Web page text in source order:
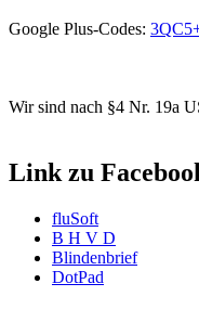
Google Plus-Codes:
Wir sind nach §4 Nr. 19a
Link zu
fluSoft
B H V D
Blindenbrief
DotPad